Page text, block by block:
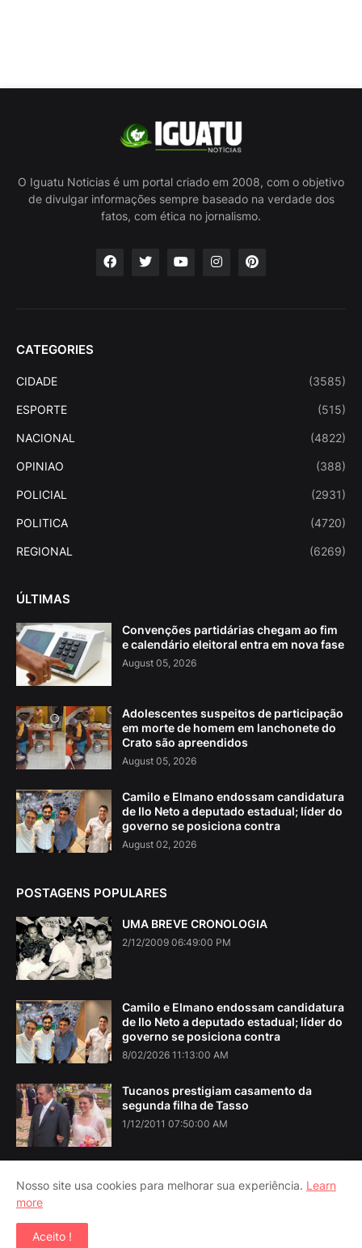
O Iguatu Noticias é um portal criado em 2008, com o objetivo
de divulgar informações sempre baseado na verdade dos
fatos, com ética no jornalismo.
CATEGORIES
CIDADE (3585)
ESPORTE (515)
NACIONAL (4822)
OPINIAO (388)
POLICIAL (2931)
POLITICA (4720)
REGIONAL (6269)
ÚLTIMAS
Convenções partidárias chegam ao fim
e calendário eleitoral entra em nova fase
August 05, 2026
Adolescentes suspeitos de participação
em morte de homem em lanchonete do
Crato são apreendidos
August 05, 2026
Camilo e Elmano endossam candidatura
de Ilo Neto a deputado estadual; líder do
governo se posiciona contra
August 02, 2026
POSTAGENS POPULARES
UMA BREVE CRONOLOGIA
2/12/2009 06:49:00 PM
Camilo e Elmano endossam candidatura
de Ilo Neto a deputado estadual; líder do
governo se posiciona contra
8/02/2026 11:13:00 AM
Tucanos prestigiam casamento da
segunda filha de Tasso
1/12/2011 07:50:00 AM
Nosso site usa cookies para melhorar sua experiência. Learn
more
Aceito !